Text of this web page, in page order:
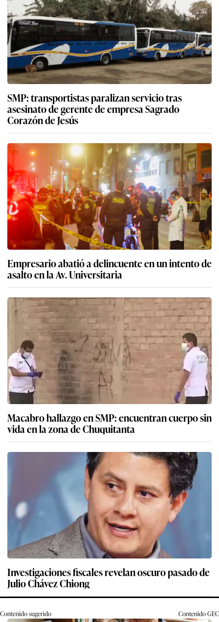
SMP: transportistas paralizan servicio tras
asesinato de gerente de empresa Sagrado
Corazón de Jesús
Empresario abatió a delincuente en un intento de
asalto en la Av. Universitaria
Macabro hallazgo en SMP: encuentran cuerpo sin
vida en la zona de Chuquitanta
Investigaciones fiscales revelan oscuro pasado de
Julio Chávez Chiong
Contenido sugerido ContenidoGEC